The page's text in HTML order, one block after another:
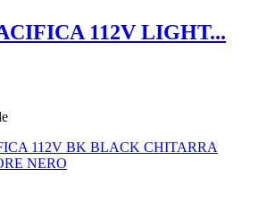
112V LIGHT...